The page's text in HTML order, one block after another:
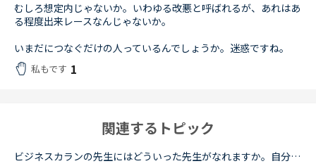
むしろ想定内じゃないか。いわゆる改悪と呼ばれるが、あれはあ
る程度出来レースなんじゃないか。
いまだにつなぐだけの人っているんでしょうか。迷惑ですね。
私もです 1
関連するトピック
ビジネスカランの先生にはどういった先生がなれますか。自分は今のカランレッスンが最後まで行ったらビジネスカランに進もうと思います。通常カランは後1か月くらいで終わりそうです。毎日同じ先生のカランを受け...